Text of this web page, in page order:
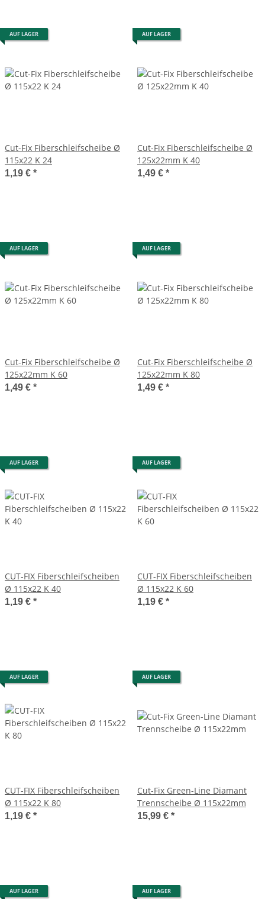
AUF LAGER
Cut-Fix Fiberschleifscheibe Ø
115x22 K 24
1,19 € *
AUF LAGER
Cut-Fix Fiberschleifscheibe Ø
125x22mm K 40
1,49 € *
AUF LAGER
Cut-Fix Fiberschleifscheibe Ø
125x22mm K 60
1,49 € *
AUF LAGER
Cut-Fix Fiberschleifscheibe Ø
125x22mm K 80
1,49 € *
AUF LAGER
CUT-FIX Fiberschleifscheiben
Ø 115x22 K 40
1,19 € *
AUF LAGER
CUT-FIX Fiberschleifscheiben
Ø 115x22 K 60
1,19 € *
AUF LAGER
CUT-FIX Fiberschleifscheiben
Ø 115x22 K 80
1,19 € *
AUF LAGER
Cut-Fix Green-Line Diamant
Trennscheibe Ø 115x22mm
15,99 € *
AUF LAGER AUF LAGER